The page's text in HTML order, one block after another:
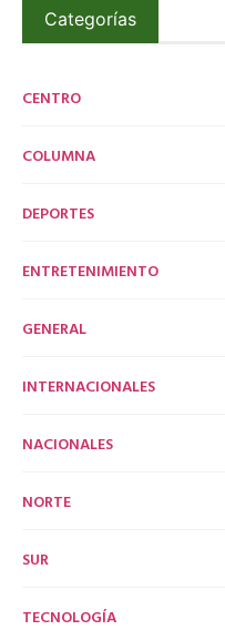
Categorías
CENTRO
COLUMNA
DEPORTES
ENTRETENIMIENTO
GENERAL
INTERNACIONALES
NACIONALES
NORTE
SUR
TECNOLOGÍA